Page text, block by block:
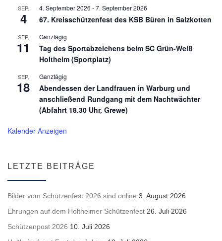
SEP.
4
4. September 2026 -7. September 2026
67. Kreisschützenfest des KSB Büren in Salzkotten
SEP.
11
Ganztägig
Tag des Sportabzeichens beim SC Grün-Weiß
Holtheim (Sportplatz)
SEP.
18
Ganztägig
Abendessen der Landfrauen in Warburg und
anschließend Rundgang mit dem Nachtwächter
(Abfahrt 18.30 Uhr, Grewe)
Kalender Anzeigen
LETZTE BEITRÄGE
Bilder vom Schützenfest 2026 sind online 3. August 2026
Ehrungen auf dem Holtheimer Schützenfest 26. Juli 2026
Schützenpost 2026 10. Juli 2026